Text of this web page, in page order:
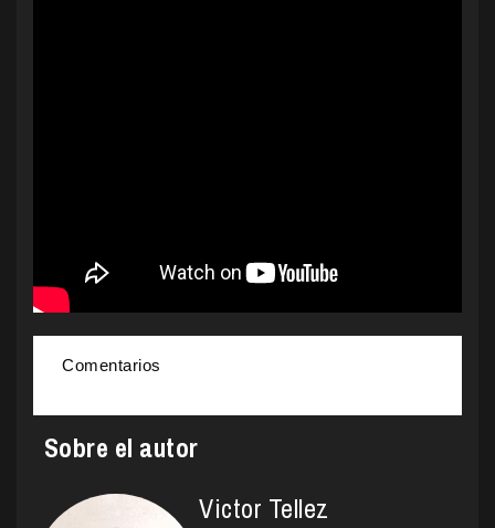
Comentarios
Sobre el autor
Victor Tellez